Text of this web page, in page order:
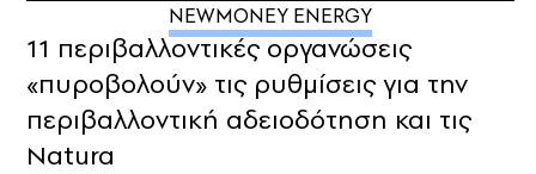
NEWMONEY ENERGY
11 περιβαλλοντικές οργανώσεις
«πυροβολούν» τις ρυθμίσεις για την
περιβαλλοντική αδειοδότηση και τις
Natura